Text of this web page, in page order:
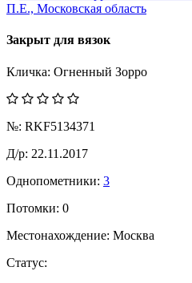
Закрыт для вязок
Кличка: Огненный Зорро
№: RKF5134371
Д/р: 22.11.2017
Однопометники: 3
Потомки: 0
Местонахождение: Москва
Статус: